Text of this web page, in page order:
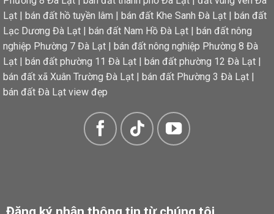
Lạt | bán đất hồ tuyền lâm | bán đất Khe Sanh Đà Lạt | bán đất
Lạc Dương Đà Lạt | bán đất Nam Hồ Đà Lạt | bán đất nông
nghiệp Phường 7 Đà Lạt | bán đất nông nghiệp Phường 8 Đà
Lạt | bán đất phường 11 Đà Lạt | bán đất phường 12 Đà Lạt |
bán đất xã Xuân Trường Đà Lạt | bán đất Phường 3 Đà Lạt |
bán đất Đà Lạt view đẹp